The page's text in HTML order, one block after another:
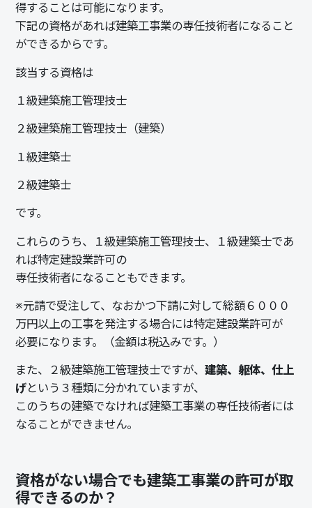
得することは可能になります。
下記の資格があれば建築工事業の専任技術者になること
ができるからです。
該当する資格は
１級建築施工管理技士
２級建築施工管理技士（建築）
１級建築士
２級建築士
です。
これらのうち、１級建築施工管理技士、１級建築士であ
れば特定建設業許可の
専任技術者になることもできます。
※元請で受注して、なおかつ下請に対して総額６０００
万円以上の工事を発注する場合には特定建設業許可が
必要になります。（金額は税込みです。）
また、２級建築施工管理技士ですが、 建築、躯体、仕上
げという３種類に分かれていますが、
このうちの建築でなければ建築工事業の専任技術者には
なることができません。
資格がない場合でも建築工事業の許可が取
得できるのか？